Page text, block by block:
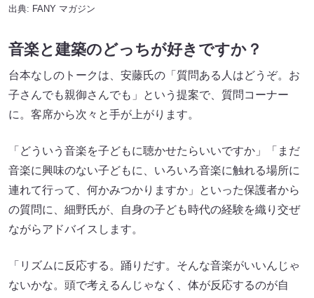
出典: FANY マガジン
音楽と建築のどっちが好きですか？
台本なしのトークは、安藤氏の「質問ある人はどうぞ。お
子さんでも親御さんでも」という提案で、質問コーナー
に。客席から次々と手が上がります。
「どういう音楽を子どもに聴かせたらいいですか」「まだ
音楽に興味のない子どもに、いろいろ音楽に触れる場所に
連れて行って、何かみつかりますか」といった保護者から
の質問に、細野氏が、自身の子ども時代の経験を織り交ぜ
ながらアドバイスします。
「リズムに反応する。踊りだす。そんな音楽がいいんじゃ
ないかな。頭で考えるんじゃなく、体が反応するのが自